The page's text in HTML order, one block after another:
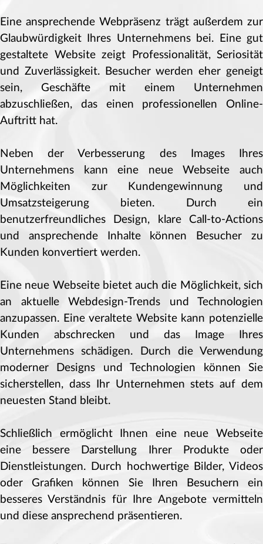
Eine ansprechende Webpräsenz trägt außerdem zur
Glaubwürdigkeit Ihres Unternehmens bei. Eine gut
gestaltete Website zeigt Professionalität, Seriosität
und Zuverlässigkeit. Besucher werden eher geneigt
sein, Geschäfte mit einem Unternehmen
abzuschließen, das einen professionellen Online-
Auftritt hat.
Neben der Verbesserung des Images Ihres
Unternehmens kann eine neue Webseite auch
Möglichkeiten zur Kundengewinnung und
Umsatzsteigerung bieten. Durch ein
benutzerfreundliches Design, klare Call-to-Actions
und ansprechende Inhalte können Besucher zu
Kunden konvertiert werden.
Eine neue Webseite bietet auch die Möglichkeit, sich
an aktuelle Webdesign-Trends und Technologien
anzupassen. Eine veraltete Website kann potenzielle
Kunden abschrecken und das Image Ihres
Unternehmens schädigen. Durch die Verwendung
moderner Designs und Technologien können Sie
sicherstellen, dass Ihr Unternehmen stets auf dem
neuesten Stand bleibt.
Schließlich ermöglicht Ihnen eine neue Webseite
eine bessere Darstellung Ihrer Produkte oder
Dienstleistungen. Durch hochwertige Bilder, Videos
oder Grafiken können Sie Ihren Besuchern ein
besseres Verständnis für Ihre Angebote vermitteln
und diese ansprechend präsentieren.